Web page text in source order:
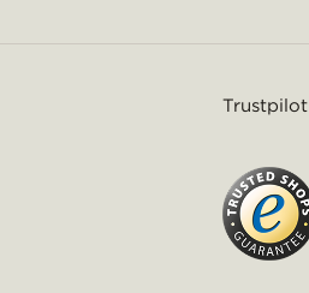
Trustpilot